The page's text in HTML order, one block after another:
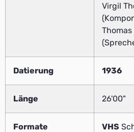
Virgil
Datierung 1936
Länge 26'00"
Formate VHS